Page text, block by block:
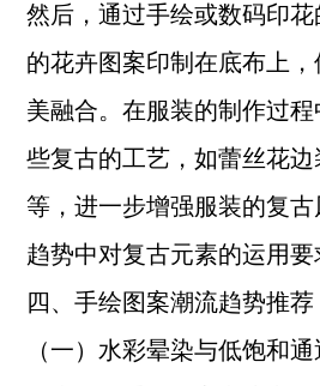
然后，通过手绘或数码印
的花卉图案印制在底布上
美融合。在服装的制作过
些复古的工艺，如蕾丝花
等，进一步增强服装的复
趋势中对复古元素的运用要
四、手绘图案潮流趋势推荐
（一）水彩晕染与低饱和